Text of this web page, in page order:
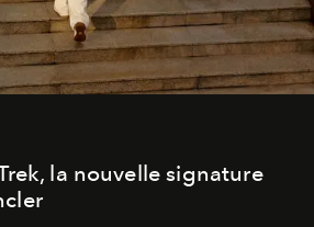
la nouvelle signature